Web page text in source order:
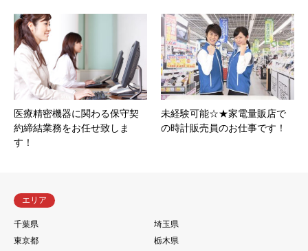
医療精密機器に関わる保守契
約締結業務をお任せ致しま
す！
未経験可能☆★家電量販店で
の時計販売員のお仕事です！
エリア
千葉県
埼玉県
東京都
栃木県